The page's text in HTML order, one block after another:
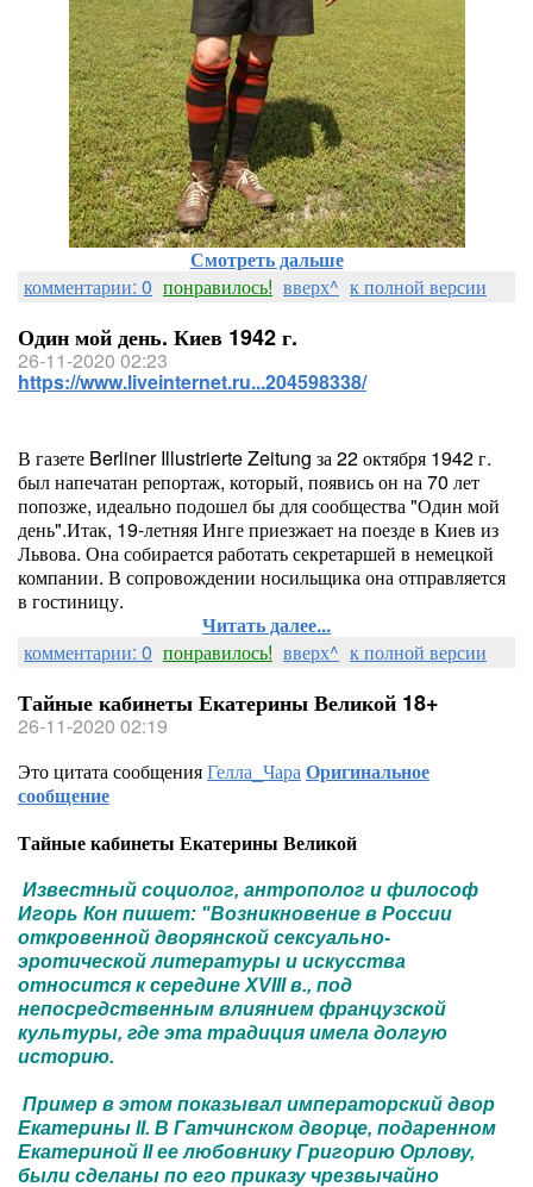
Смотреть дальше
комментарии: 0 понравилось! вверх^ к полной версии
Один мой день. Киев 1942 г.
26-11-2020 02:23
https://www.liveinternet.ru...204598338/
В газете Berliner Illustrierte Zeitung за 22 октября 1942 г.
был напечатан репортаж, который, появись он на 70 лет
попозже, идеально подошел бы для сообщества "Один мой
день".Итак, 19-летняя Инге приезжает на поезде в Киев из
Львова. Она собирается работать секретаршей в немецкой
компании. В сопровождении носильщика она отправляется
в гостиницу.
Читать далее...
комментарии: 0 понравилось! вверх^ к полной версии
Тайные кабинеты Екатерины Великой 18+
26-11-2020 02:19
Это цитата сообщенияГелла_ЧараОригинальное
сообщение
Тайные кабинеты Екатерины Великой
Известный социолог, антрополог и философ
Игорь Кон пишет: "Возникновение в России
откровенной дворянской сексуально-
эротической литературы и искусства
относится к середине XVIII в., под
непосредственным влиянием французской
культуры, где эта традиция имела долгую
историю.
Пример в этом показывал императорский двор
Екатерины II. В Гатчинском дворце, подаренном
Екатериной II ее любовнику Григорию Орлову,
были сделаны по его приказу чрезвычайно